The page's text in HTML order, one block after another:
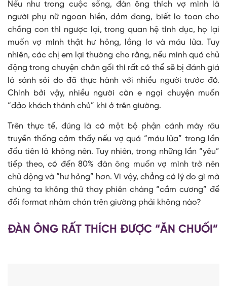
Nếu như trong cuộc sống, đàn ông thích vợ mình là
người phụ nữ ngoan hiền, đảm đang, biết lo toan cho
chồng con thì ngược lại, trong quan hệ tình dục, họ lại
muốn vợ mình thật hư hỏng, lẳng lơ và máu lửa. Tuy
nhiên, các chị em lại thường cho rằng, nếu mình quá chủ
động trong chuyện chăn gối thì rất có thể sẽ bị đánh giá
là sành sỏi do đã thực hành với nhiều người trước đó.
Chính bởi vậy, nhiều người còn e ngại chuyện muốn
“đảo khách thành chủ” khi ở trên giường.
Trên thực tế, đúng là có một bộ phận cánh mày râu
truyền thống cảm thấy nếu vợ quá “máu lửa” trong lần
đầu tiên là không nên. Tuy nhiên, trong những lần “yêu”
tiếp theo, có đến 80% đàn ông muốn vợ mình trở nên
chủ động và “hư hỏng” hơn. Vì vậy, chẳng có lý do gì mà
chúng ta không thử thay phiên chàng “cầm cương” để
đổi format nhàm chán trên giường phải không nào?
ĐÀN ÔNG RẤT THÍCH ĐƯỢC “ĂN CHUỐI”